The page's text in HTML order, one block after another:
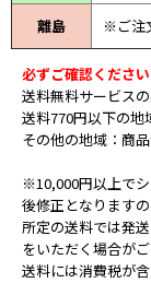
離島 ※ご注
必ずご確認ください
送料無料サービス
送料770円以下の地
その他の地域：商
※10,000円以上で
後修正となります
所定の送料では発
をいただく場合がご
送料には消費税が含